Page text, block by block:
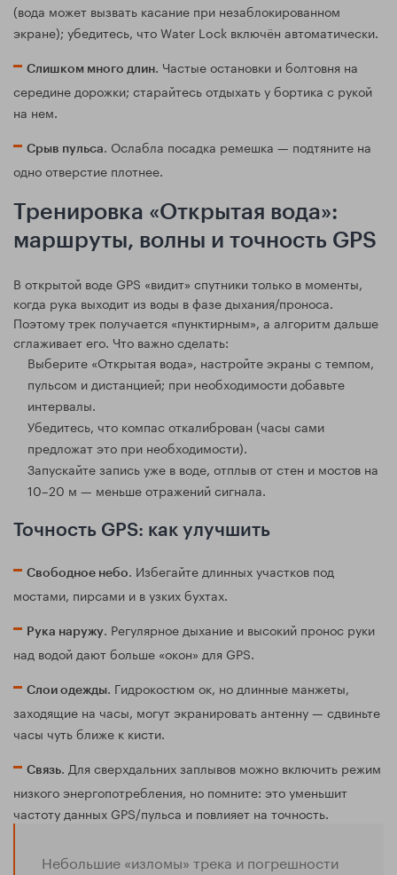
(вода может вызвать касание при незаблокированном
экране); убедитесь, что Water Lock включён автоматически.
Слишком много длин. Частые остановки и болтовня на
середине дорожки; старайтесь отдыхать у бортика с рукой
на нем.
Срыв пульса. Ослабла посадка ремешка — подтяните на
одно отверстие плотнее.
Тренировка «Открытая вода»:
маршруты, волны и точность GPS
В открытой воде GPS «видит» спутники только в моменты,
когда рука выходит из воды в фазе дыхания/проноса.
Поэтому трек получается «пунктирным», а алгоритм дальше
сглаживает его. Что важно сделать:
Выберите «Открытая вода», настройте экраны с темпом,
пульсом и дистанцией; при необходимости добавьте
интервалы.
Убедитесь, что компас откалиброван (часы сами
предложат это при необходимости).
Запускайте запись уже в воде, отплыв от стен и мостов на
10–20 м — меньше отражений сигнала.
Точность GPS: как улучшить
Свободное небо. Избегайте длинных участков под
мостами, пирсами и в узких бухтах.
Рука наружу. Регулярное дыхание и высокий пронос руки
над водой дают больше «окон» для GPS.
Слои одежды. Гидрокостюм ок, но длинные манжеты,
заходящие на часы, могут экранировать антенну — сдвиньте
часы чуть ближе к кисти.
Связь. Для сверхдальних заплывов можно включить режим
низкого энергопотребления, но помните: это уменьшит
частоту данных GPS/пульса и повлияет на точность.
Небольшие «изломы» трека и погрешности